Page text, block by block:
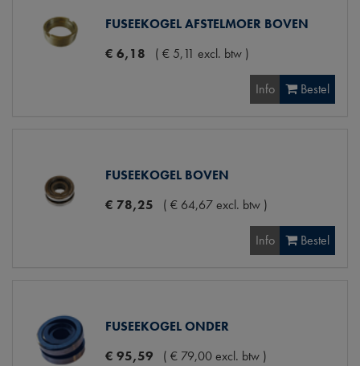
FUSEEKOGEL AFSTELMOER BOVEN
€ 6,18 ( € 5,11 excl. btw )
Info Bestel
FUSEEKOGEL BOVEN
€ 78,25 ( € 64,67excl. btw )
Info Bestel
FUSEEKOGEL ONDER
€ 95,59 ( € 79,00excl. btw )